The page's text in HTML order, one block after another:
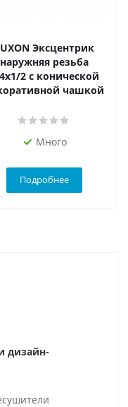
Эксцентрик
наружняя резьба
2 с конической
чашкой
Много
Подробнее
дизайн-